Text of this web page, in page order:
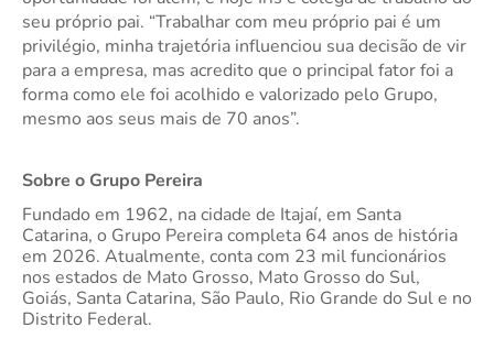
seu próprio pai. “Trabalhar com meu próprio pai é um
privilégio, minha trajetória influenciou sua decisão de vir
para a empresa, mas acredito que o principal fator foi a
forma como ele foi acolhido e valorizado pelo Grupo,
mesmo aos seus mais de 70 anos”.
Sobre o Grupo Pereira
Fundado em 1962, na cidade de Itajaí, em Santa
Catarina, o Grupo Pereira completa 64 anos de história
em 2026. Atualmente, conta com 23 mil funcionários
nos estados de Mato Grosso, Mato Grosso do Sul,
Goiás, Santa Catarina, São Paulo, Rio Grande do Sul e no
Distrito Federal.